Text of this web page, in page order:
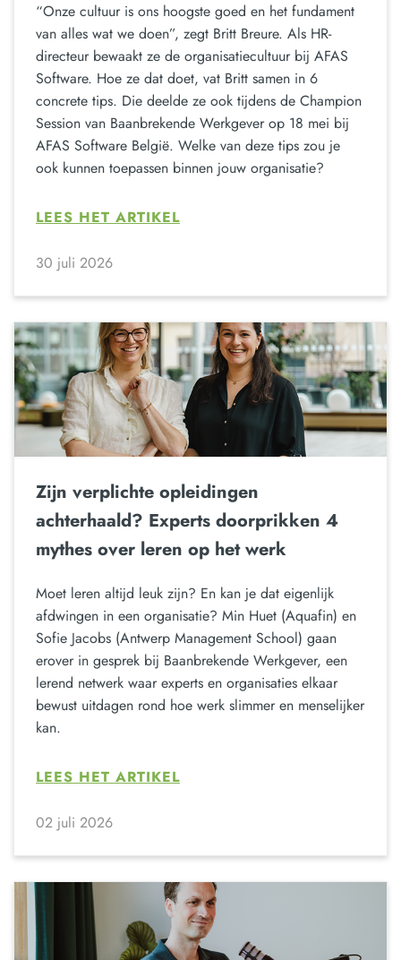
“Onze cultuur is ons hoogste goed en het fundament
van alles wat we doen”, zegt Britt Breure. Als HR-
directeur bewaakt ze de organisatiecultuur bij AFAS
Software. Hoe ze dat doet, vat Britt samen in 6
concrete tips. Die deelde ze ook tijdens de Champion
Session van Baanbrekende Werkgever op 18 mei bij
AFAS Software België. Welke van deze tips zou je
ook kunnen toepassen binnen jouw organisatie?
LEES HET ARTIKEL
30 juli 2026
Zijn verplichte opleidingen
achterhaald? Experts doorprikken 4
mythes over leren op het werk
Moet leren altijd leuk zijn? En kan je dat eigenlijk
afdwingen in een organisatie? Min Huet (Aquafin) en
Sofie Jacobs (Antwerp Management School) gaan
erover in gesprek bij Baanbrekende Werkgever, een
lerend netwerk waar experts en organisaties elkaar
bewust uitdagen rond hoe werk slimmer en menselijker
kan.
LEES HET ARTIKEL
02 juli 2026